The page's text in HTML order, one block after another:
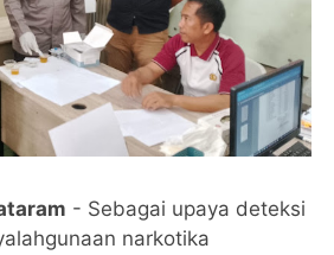
- Sebagai upaya deteksi
narkotika